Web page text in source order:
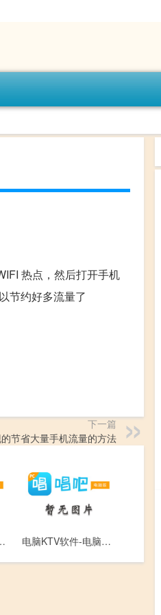
热点，然后打开手机
节约好多流量了
下一篇
节省大量手机流量的方法
歌软件下载 电脑KTV软件-电脑上玩KTV游戏的软件